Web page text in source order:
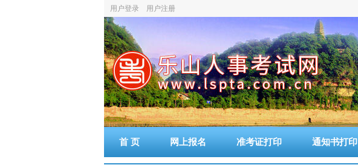
用户登录 用户注册
首 页 网上报名 准考证打印 通知书打印